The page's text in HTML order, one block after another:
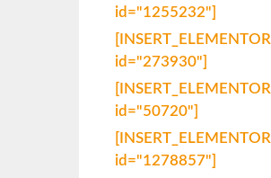
id="1255232"]
[INSERT_ELEMENTOR
id="273930"]
[INSERT_ELEMENTOR
id="50720"]
[INSERT_ELEMENTOR
id="1278857"]